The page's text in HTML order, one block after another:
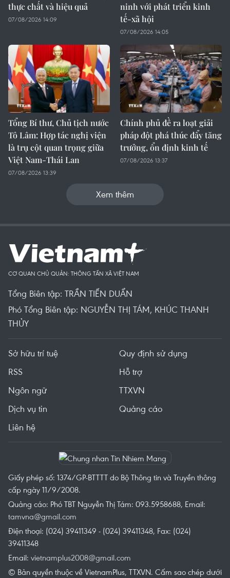
thực chất và hiệu quả
07/08/2026 14:09
ninh với phát triển kinh
tế-xã hội
07/08/2026 14:05
Tổng Bí thư, Chủ tịch nước
Tô Lâm: Hợp tác nghị viện
là trụ cột quan trọng giữa
Việt Nam-Thái Lan
07/08/2026 13:39
Chính phủ đề ra loạt giải
pháp đột phá thúc đẩy tăng
trưởng, ổn định kinh tế
07/08/2026 13:37
Xem thêm
CƠ QUAN CHỦ QUẢN: THÔNG TẤN XÃ VIỆT NAM
Tổng Biên tập: TRẦN TIẾN DUẨN
Phó Tổng Biên tập: NGUYỄN THỊ TÁM, KHÚC THANH
THỦY
Sở hữu trí tuệ
Quy định sử dụng
RSS
Hỗ trợ
Ngôn ngữ
TTXVN
Dịch vụ tin
Quảng cáo
Liên hệ
Giấy phép số: 1374/GP-BTTTT do Bộ Thông tin và Truyền thông
cấp ngày 11/9/2008.
Quảng cáo: Phó TBT Nguyễn Thị Tám: 093.5958688, Email:
tamvna@gmail.com
Điện thoại: (024) 39411349 - (024) 39411348, Fax: (024)
39411348
Email: vietnamplus2008@gmail.com
© Bản quyền thuộc về VietnamPlus, TTXVN. Cấm sao chép dưới